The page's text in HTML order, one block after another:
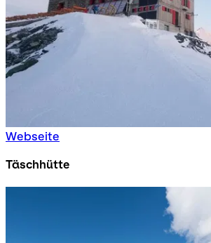
Webseite
Täschhütte